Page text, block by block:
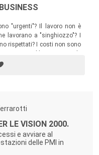
"urgenti"? Il lavoro non è
lavorano a "singhiozzo"? I
rispettati? I costi non sono
aziendale più diffusi.
LE VISION 2000.
e avviare al
delle PMI in